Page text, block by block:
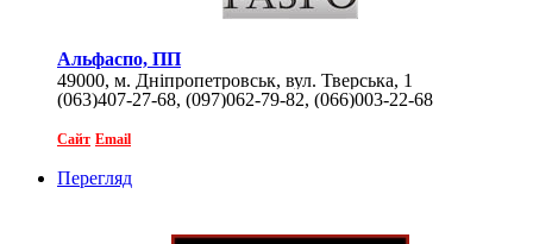
Альфаспо, ПП
49000, м. Дніпропетровськ, вул. Тверська, 1
(063)407-27-68, (097)062-79-82, (066)003-22-68
Сайт Email
Перегляд